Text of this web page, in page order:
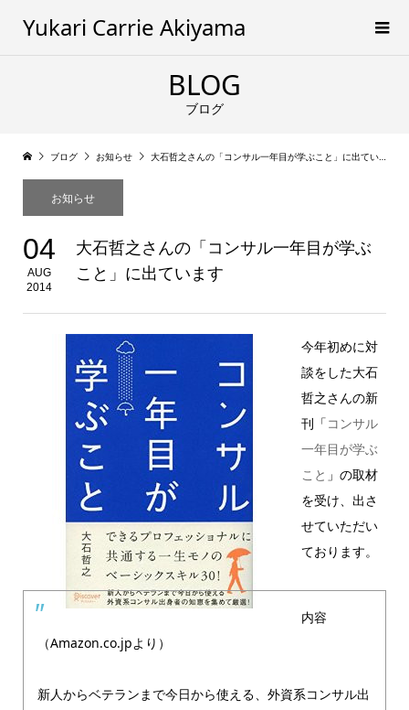
Yukari Carrie Akiyama
BLOG
ブログ
ブログ お知らせ 大石哲之さんの「コンサル一年目が学ぶこと」に出ています
お知らせ
04
AUG
2014
大石哲之さんの「コンサル一年目が学ぶ
こと」に出ています
今年初めに対
談をした大石
哲之さんの新
刊「コンサル
一年目が学ぶ
こと 」の取材
を受け、出さ
せていただい
ております。
内容
（Amazon.co.jpより）
新人からベテランまで今日から使える、外資系コンサル出